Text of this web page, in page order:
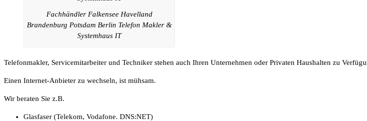
Fachhändler Falkensee Havelland
Brandenburg Potsdam Berlin Telefon Makler &
Systemhaus IT
Telefonmakler, Servicemitarbeiter und Techniker stehen auch Ihren Unternehmen oder Privaten Haushalten zu
Einen Internet-Anbieter zu wechseln, ist mühsam.
Wir beraten Sie z.B.
Glasfaser (Telekom, Vodafone. DNS:NET)